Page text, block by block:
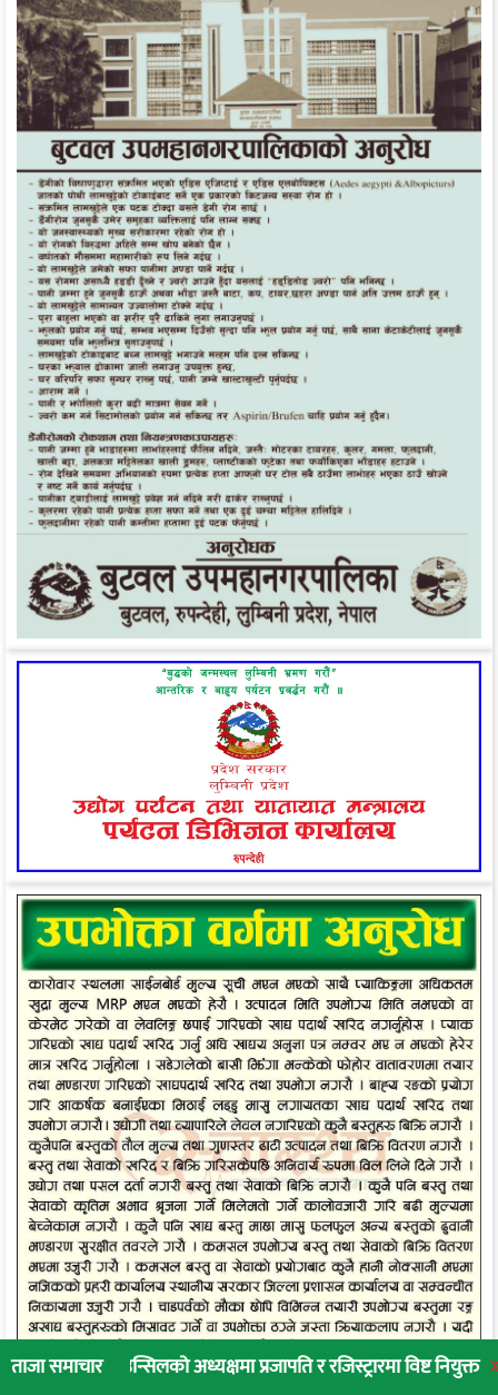
ताजा समाचारअध्यक्षमा प्रजापति र रजिस्ट्रारमा विष्ट नियुक्त लुम्बिनी